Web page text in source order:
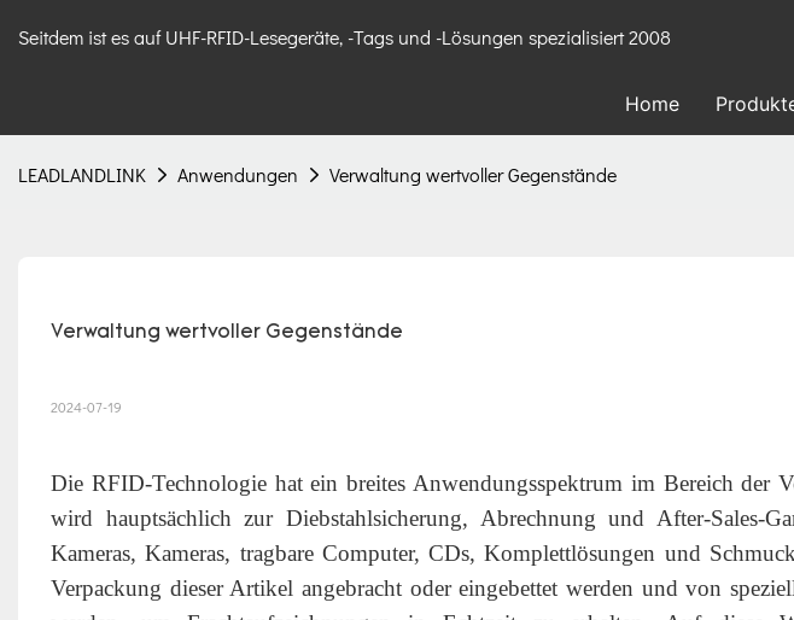
Seitdem ist es auf UHF-RFID-Lesegeräte, -Tags und -Lösungen spezialisiert 2008
Home
LEADLANDLINK Anwendungen Verwaltung wertvoller Gegenstände
Verwaltung wertvoller Gegenstände
2024-07-19
Die RFID-Technologie hat ein breites Anwendungsspektrum im Bereich der
wird hauptsächlich zur Diebstahlsicherung, Abrechnung und After-Sales-
Kameras, Kameras, tragbare Computer, CDs, Komplettlösungen und
Verpackung dieser Artikel angebracht oder eingebettet werden und von